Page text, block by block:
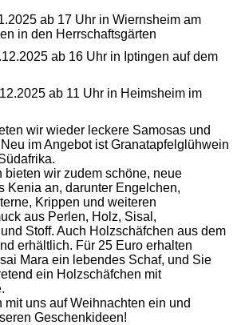
ab 17 Uhr in Wiernsheim am
in den Herrschaftsgärten
ab 16 Uhr in Iptingen auf dem
ab 11 Uhr in Heimsheim im
wir wieder leckere Samosas und
im Angebot ist Granatapfelglühwein
bieten wir zudem schöne, neue
Kenia an, darunter Engelchen,
Krippen und weiteren
aus Perlen, Holz, Sisal,
Stoff. Auch Holzschäfchen aus dem
erhältlich. Für 25 Euro erhalten
Mara ein lebendes Schaf, und Sie
ein Holzschäfchen mit
mit uns auf Weihnachten ein und
Geschenkideen!